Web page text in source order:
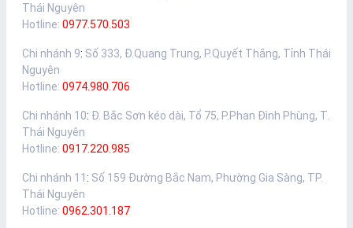
Thái Nguyên
Hotline: 0977.570.503
Chi nhánh 9: Số 333, Đ.Quang Trung, P.Quyết Thắng, Tỉnh Thái
Nguyên
Hotline: 0974.980.706
Chi nhánh 10: Đ. Bắc Sơn kéo dài, Tổ 75, P.Phan Đình Phùng, T.
Thái Nguyên
Hotline: 0917.220.985
Chi nhánh 11 : Số 159 Đường Bắc Nam, Phường Gia Sàng, TP.
Thái Nguyên
Hotline: 0962.301.187